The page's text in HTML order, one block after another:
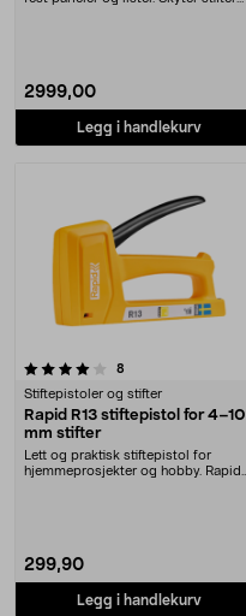
2999,00
Legg i handlekurv
8
Stiftepistoler og stifter
Rapid R13 stiftepistol for 4–10
mm stifter
Lett og praktisk stiftepistol for
hjemmeprosjekter og hobby. Rapid
299,90
Legg i handlekurv
4.5 av 5 stjerner